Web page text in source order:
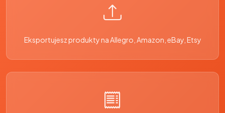
Eksportujesz produkty na Allegro, Amazon, eBay, Etsy